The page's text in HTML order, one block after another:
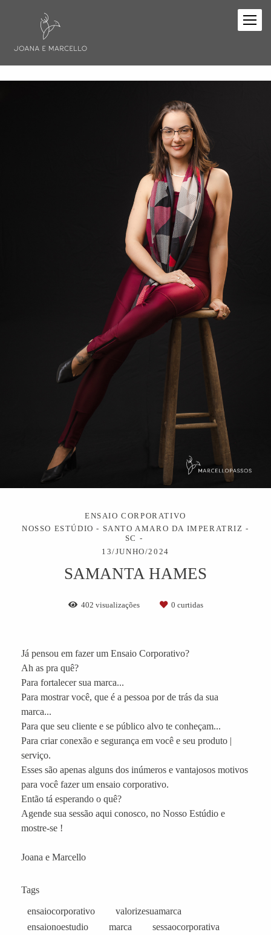
ENSAIO CORPORATIVO
NOSSO ESTÚDIO - SANTO AMARO DA IMPERATRIZ -
SC
13/JUNHO/2024
SAMANTA HAMES
402 visualizações 0 curtidas
Já pensou em fazer um Ensaio Corporativo?
Ah as pra quê?
Para fortalecer sua marca...
Para mostrar você, que é a pessoa por de trás da sua
marca...
Para que seu cliente e se público alvo te conheçam...
Para criar conexão e segurança em você e seu produto |
serviço.
Esses são apenas alguns dos inúmeros e vantajosos motivos
para você fazer um ensaio corporativo.
Então tá esperando o quê?
Agende sua sessão aqui conosco, no Nosso Estúdio e
mostre-se !
Joana e Marcello
Tags
ensaiocorporativo
valorizesuamarca
ensaionoestudio
marca
sessaocorporativa